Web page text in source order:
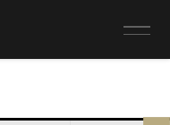
しました